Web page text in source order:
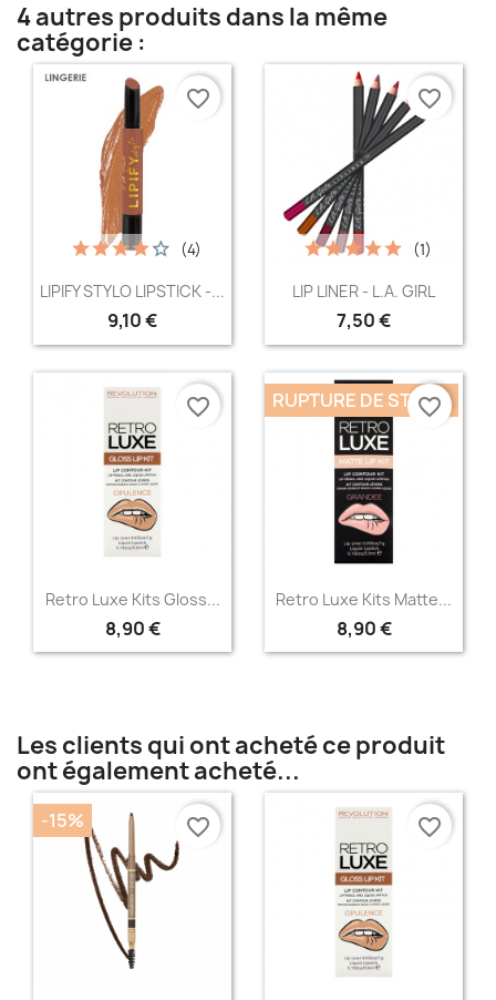
4 autres produits dans la même
catégorie :
Aperçu rapide
+9
LIPIFY STYLO LIPSTICK -...
9,10 €
(4)
favorite_border
Aperçu rapide
LIP LINER - L.A. GIRL
7,50 €
(1)
favorite_border
Aperçu rapide
Retro Luxe Kits Gloss...
8,90 €
favorite_border
Aperçu rapide
Retro Luxe Kits Matte...
8,90 €
RUPTURE DE STOCK
favorite_border
Les clients qui ont acheté ce produit
ont également acheté...
-15% favorite_border favorite_border